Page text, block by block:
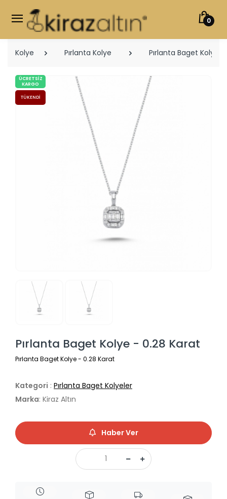
0
Kolye Pırlanta Kolye Pırlanta Baget Kolyeler
ÜCRETSIZ
KARGO
TÜKENDI
Pırlanta Baget Kolye - 0.28 Karat
Pırlanta Baget Kolye - 0.28 Karat
Kategori : Pırlanta Baget Kolyeler
Marka: Kiraz Altın
Haber Ver